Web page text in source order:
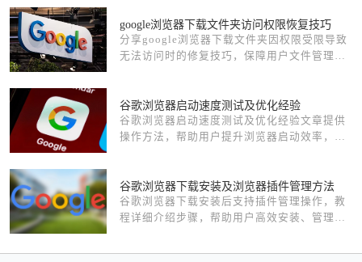
google浏览器下载文件夹访问权限恢复技巧
分享google浏览器下载文件夹因权限受限导致
无法访问时的修复技巧，保障用户文件管理自
谷歌浏览器启动速度测试及优化经验
谷歌浏览器启动速度测试及优化经验文章提供
操作方法，帮助用户提升浏览器启动效率，优
谷歌浏览器下载安装及浏览器插件管理方法
谷歌浏览器下载安装后支持插件管理操作，教
程详细介绍步骤，帮助用户高效安装、管理和